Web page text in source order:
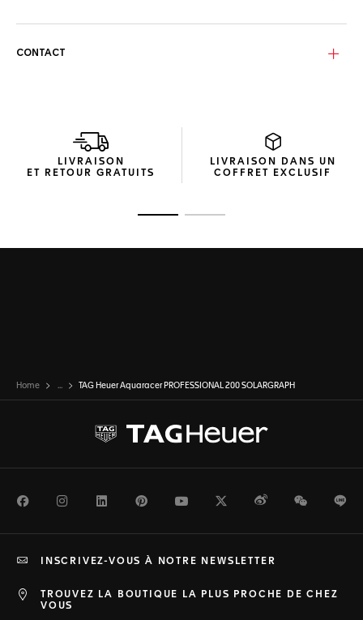
apte à relever tous les défis.
journée entière, tandis qu'une charge complète offre
jusqu'à 10 mois d'autonomie, garantissant ainsi sa fiabilité
tout au long de vos aventures.
CONTACT
LIVRAISON
ET RETOUR GRATUITS
LIVRAISON DANS UN
COFFRET EXCLUSIF
Home ... TAG Heuer Aquaracer PROFESSIONAL 200 SOLARGRAPH
FacebookInstagramLinkedInPinterestYoutubeTwitterWeiboWeChat
TROUVEZ LA BOUTIQUE LA PLUS PROCHE DE CHEZ
VOUS
INSCRIVEZ-VOUS À NOTRE NEWSLETTER